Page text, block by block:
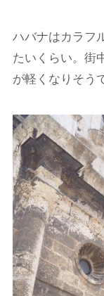
ハバナはカラフ
たいくらい。街
が軽くなりそう